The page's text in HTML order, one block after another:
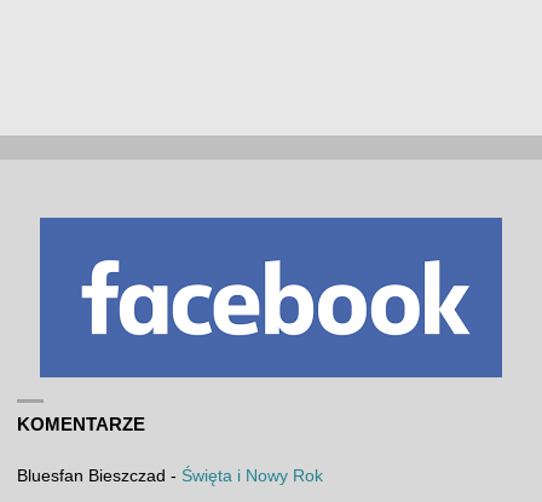
KOMENTARZE
Bluesfan Bieszczad - Święta i Nowy Rok